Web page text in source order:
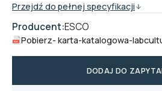
Przejdź do pełnej specyfikacji
Producent:ESCO
Pobierz- karta-katalogowa-
DODAJ DO